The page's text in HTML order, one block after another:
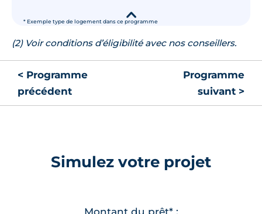
* Exemple type de logement dans ce programme
▾
(2) Voir conditions d’éligibilité avec nos conseillers.
< Programme
précédent
Programme
suivant >
Simulez votre projet
Montant du prêt* :